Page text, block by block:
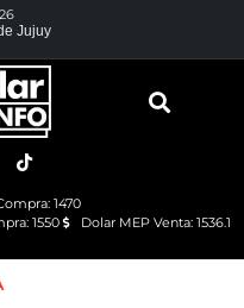
Jujuy
1470
1550
Dolar MEP Venta: 1536.1